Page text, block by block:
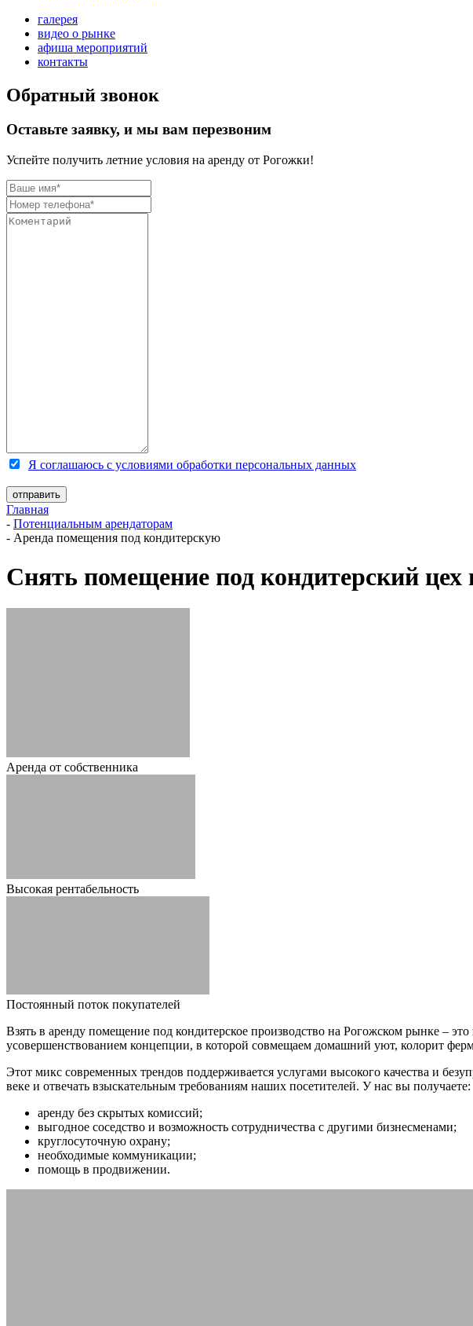
галерея
видео о рынке
афиша мероприятий
контакты
Обратный звонок
Оставьте заявку, и мы вам перезвоним
Успейте получить летние условия на аренду от Рогожки!
Я соглашаюсь с условиями обработки персональных данных
Главная
- Потенциальным арендаторам
- Аренда помещения под кондитерскую
Снять помещение под кондитерский
Аренда от собственника
Высокая рентабельность
Постоянный поток покупателей
Взять в аренду помещение под кондитерское производство на Рогожском рынке –
усовершенствованием концепции, в которой совмещаем домашний уют, колорит
Этот микс современных трендов поддерживается услугами высокого качества и
веке и отвечать взыскательным требованиям наших посетителей. У нас вы получаете:
аренду без скрытых комиссий;
выгодное соседство и возможность сотрудничества с другими бизнесменами;
круглосуточную охрану;
необходимые коммуникации;
помощь в продвижении.